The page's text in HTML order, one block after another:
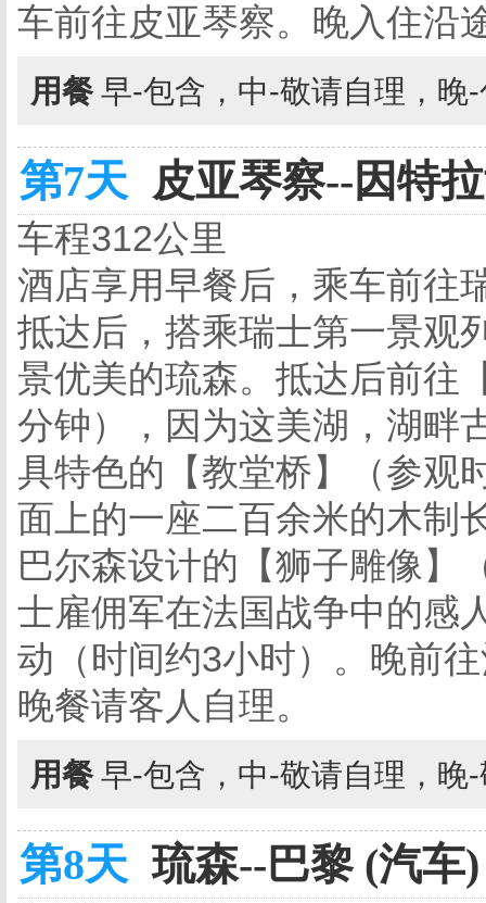
车前往皮亚琴察。晚入住沿
用餐 早-包含，中-敬请自理，晚
第7天 皮亚琴察--因特
车程312公里
酒店享用早餐后，乘车前
抵达后，搭乘瑞士第一景
景优美的琉森。抵达后前往
分钟），因为这美湖，湖畔
具特色的【教堂桥】（参观
面上的一座二百余米的木制
巴尔森设计的【狮子雕像】
士雇佣军在法国战争中的感
动（时间约3小时）。晚前
晚餐请客人自理。
用餐 早-包含，中-敬请自理，晚
第8天 琉森--巴黎 (汽车)